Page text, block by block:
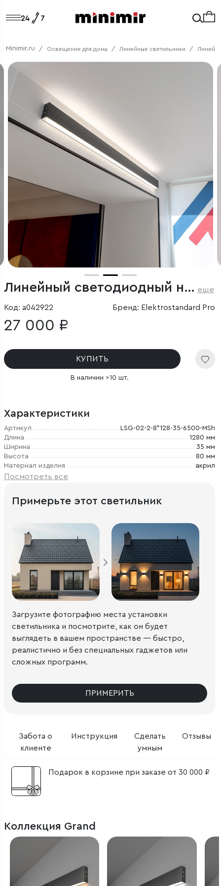
Minimir.ru Освещение для дома Линейные светильники
Линейный светодиодный накладной двусторонний светильник 128см 50Вт 6500К черный еще
Код: a042922 Бренд: Elektrostandard Pro
27 000 ₽
КУПИТЬ
В наличии >10 шт.
Характеристики
Артикул
LSG-02-2-8*128-35-6500-MSh
Длина
1280 мм
Ширина
35 мм
Высота
80 мм
Материал изделия
акрил
Посмотреть все
Забота о
клиенте
Инструкция
Сделать
умным
Отзывы
Подарок в корзине при заказе от 30 000 ₽
Примерьте этот светильник
Загрузите фотографию места установки
светильника и посмотрите, как он будет
выглядеть в вашем пространстве — быстро,
реалистично и без специальных гаджетов или
сложных программ.
ПРИМЕРИТЬ
Коллекция Grand